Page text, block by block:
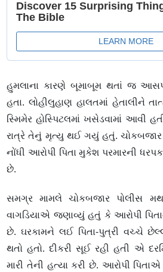
હુમલાના કારણે બૂમાબૂમ થતાં જ
હતા. લોહીલુહાણ હાલતમાં હેતાલીને
સ્મિમેર હોસ્પિટલમાં ખસેડવામાં આવી
રાત્રે તેનું મૃત્યુ થઈ ગયું હતું.
નોંધી આરોપી પિતા મુકેશ પરમારની
છે.
સમગ્ર મામલે ચોકબજાર પોલીસ
વાગડિયાએ જણાવ્યું હતું કે આરોપી
છે. ઘરકામને લઈ પિતા-પુત્રી વચ્ચે
થતો હતો. દીકરી સૂઈ રહી હતી એ
મારી તેની હત્યા કરી છે. આરોપી